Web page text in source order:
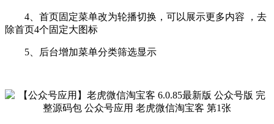
4、首页固定菜单改为轮播切换，可以展示更多内容 ，去
除首页4个固定大图标
5、后台增加菜单分类筛选显示